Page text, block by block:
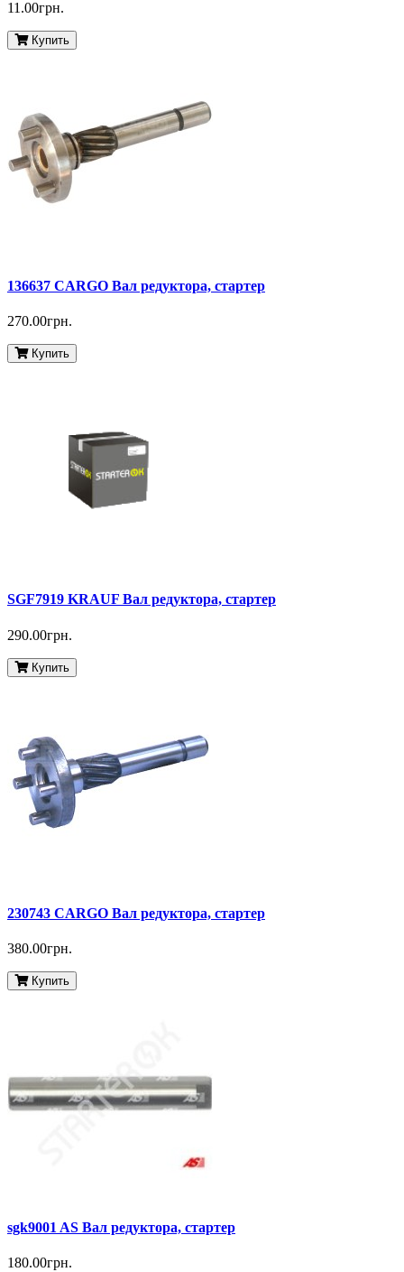
11.00грн.
Купить
136637 CARGO Вал редуктора, стартер
270.00грн.
Купить
SGF7919 KRAUF Вал редуктора, стартер
290.00грн.
Купить
230743 CARGO Вал редуктора, стартер
380.00грн.
Купить
sgk9001 AS Вал редуктора, стартер
180.00грн.